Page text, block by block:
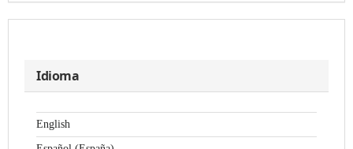
Idioma
English